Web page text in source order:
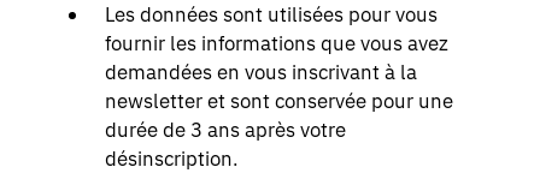
Les données sont utilisées pour vous
fournir les informations que vous avez
demandées en vous inscrivant à la
newsletter et sont conservée pour une
durée de 3 ans après votre
désinscription.